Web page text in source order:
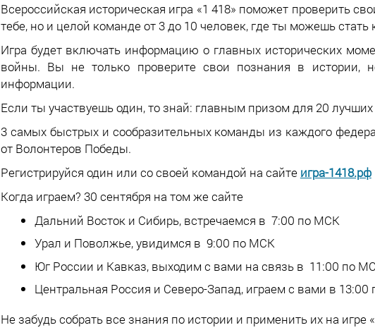
Всероссийская историческая игра «1 418» поможет проверить
тебе, но и целой команде от 3 до 10 человек, где ты можешь стать
Игра будет включать информацию о главных исторических
войны. Вы не только проверите свои познания в истории,
информации.
Если ты участвуешь один, то знай: главным призом для 20
3 самых быстрых и сообразительных команды из каждого
от Волонтеров Победы.
Регистрируйся один или со своей командой на сайте игра-1418.рф
Когда играем? 30 сентября на том же сайте
Дальний Восток и Сибирь, встречаемся в 7:00 по МСК
Урал и Поволжье, увидимся в 9:00 по МСК
Юг России и Кавказ, выходим с вами на связь в 11:00 по
Центральная Россия и Северо-Запад, играем с вами в
Не забудь собрать все знания по истории и применить их на игре